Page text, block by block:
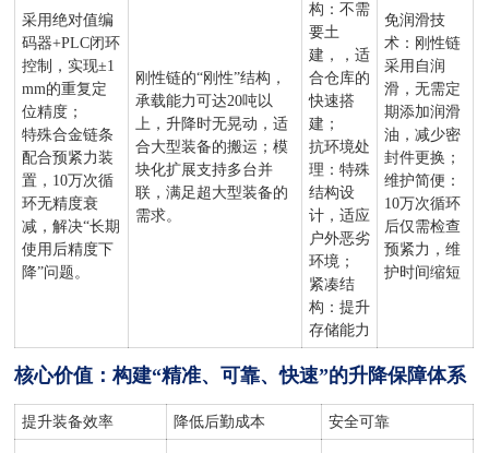
采用绝对值编
码器+PLC闭环
控制，实现±1
mm的重复定
位精度；
特殊合金链条
配合预紧力装
置，10万次循
环无精度衰
减，解决“长期
使用后精度下
降”问题。
刚性链的“刚性”结构，
承载能力可达20吨以
上，升降时无晃动，适
合大型装备的搬运；模
块化扩展支持多台并
联，满足超大型装备的
需求。
构：不需
要土
建，，适
合仓库的
快速搭
建；
抗环境处
理：特殊
结构设
计，适应
户外恶劣
环境；
紧凑结
构：提升
存储能力
免润滑技
术：刚性链
采用自润
滑，无需定
期添加润滑
油，减少密
封件更换；
维护简便：
10万次循环
后仅需检查
预紧力，维
护时间缩短
核心价值：构建“精准、可靠、快速”的升降保障体系
提升装备效率 降低后勤成本 安全可靠